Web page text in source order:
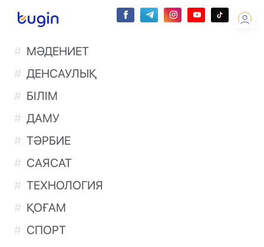
МӘДЕНИЕТ
ДЕНСАУЛЫҚ
БІЛІМ
ДАМУ
ТӘРБИЕ
САЯСАТ
ТЕХНОЛОГИЯ
ҚОҒАМ
СПОРТ